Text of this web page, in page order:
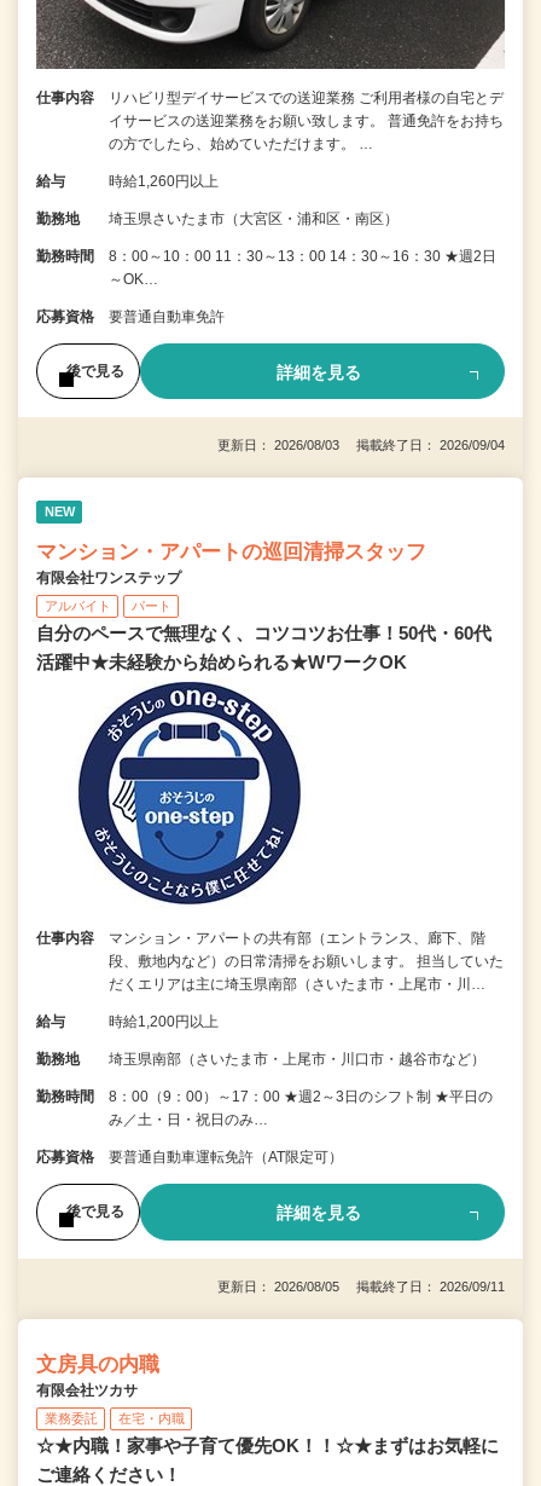
仕事内容
リハビリ型デイサービスでの送迎業務 ご利用者様の自宅とデ
イサービスの送迎業務をお願い致します。 普通免許をお持ち
の方でしたら、始めていただけます。 …
給与 時給1,260円以上
勤務地 埼玉県さいたま市（大宮区・浦和区・南区）
勤務時間
8：00～10：00 11：30～13：00 14：30～16：30 ★週2日
～OK…
応募資格 要普通自動車免許
後で見る 詳細を見る
更新日： 2026/08/03 掲載終了日： 2026/09/04
NEW
マンション・アパートの巡回清掃スタッフ
有限会社ワンステップ
アルバイト パート
自分のペースで無理なく、コツコツお仕事！50代・60代
活躍中★未経験から始められる★WワークOK
仕事内容
マンション・アパートの共有部（エントランス、廊下、階
段、敷地内など）の日常清掃をお願いします。 担当していた
だくエリアは主に埼玉県南部（さいたま市・上尾市・川…
給与 時給1,200円以上
勤務地 埼玉県南部（さいたま市・上尾市・川口市・越谷市など）
勤務時間
8：00（9：00）～17：00 ★週2～3日のシフト制 ★平日の
み／土・日・祝日のみ…
応募資格 要普通自動車運転免許（AT限定可）
後で見る 詳細を見る
更新日： 2026/08/05 掲載終了日： 2026/09/11
文房具の内職
有限会社ツカサ
業務委託 在宅・内職
☆★内職！家事や子育て優先OK！！☆★まずはお気軽に
ご連絡ください！